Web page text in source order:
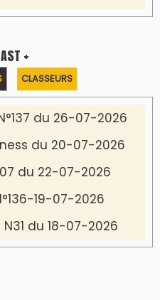
+
CLASSEURS
du 26-07-2026
du 20-07-2026
du 22-07-2026
19-07-2026
du 18-07-2026